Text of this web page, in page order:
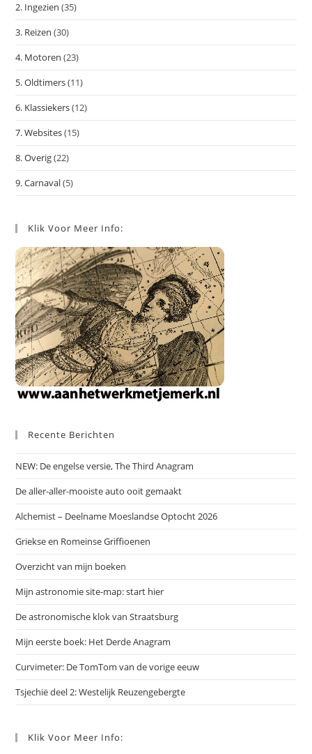
2. Ingezien (35)
3. Reizen (30)
4. Motoren (23)
5. Oldtimers(11)
6. Klassiekers(12)
7. Websites(15)
8. Overig(22)
9. Carnaval(5)
Klik Voor Meer Info:
Recente Berichten
NEW: De engelse versie, The Third Anagram
De aller-aller-mooiste auto ooit gemaakt
Alchemist – Deelname Moeslandse Optocht 2026
Griekse en Romeinse Griffioenen
Overzicht van mijn boeken
Mijn astronomie site-map: start hier
De astronomische klok van Straatsburg
Mijn eerste boek: Het Derde Anagram
Curvimeter: De TomTom van de vorige eeuw
Tsjechië deel 2: Westelijk Reuzengebergte
Klik Voor Meer Info: